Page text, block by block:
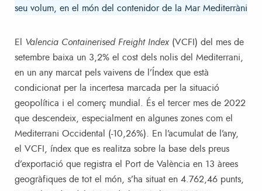
seu volum, en el món del contenidor de la Mar Mediterràni
El Valencia Containerised Freight Index (VCFI) del mes de
setembre baixa un 3,2% el cost dels nolis del Mediterrani,
en un any marcat pels vaivens de l’Índex que està
condicionat per la incertesa marcada per la situació
geopolítica i el comerç mundial. És el tercer mes de 2022
que descendeix, especialment en algunes zones com el
Mediterrani Occidental (-10,26%). En l’acumulat de l’any,
el VCFI, índex que es realitza sobre la base dels preus
d’exportació que registra el Port de València en 13 àrees
geogràfiques de tot el món, s’ha situat en 4.762,46 punts,